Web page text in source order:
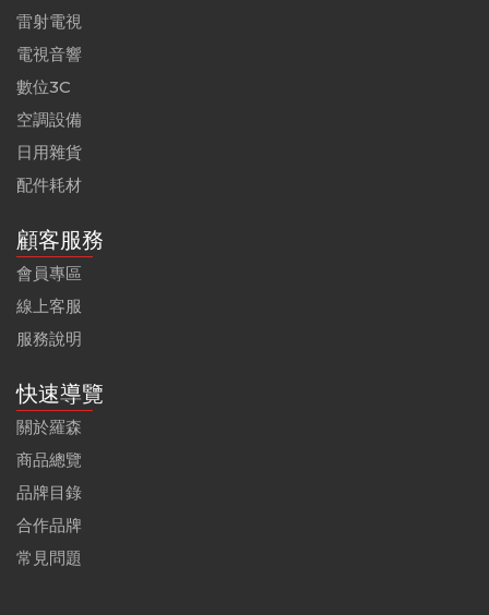
雷射電視
電視音響
數位3C
空調設備
日用雜貨
配件耗材
顧客服務
會員專區
線上客服
服務說明
快速導覽
關於羅森
商品總覽
品牌目錄
合作品牌
常見問題